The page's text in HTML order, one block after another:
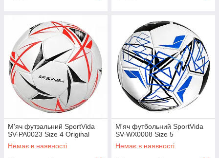
М'яч футзальний SportVida
SV-PA0023 Size 4 Original
Немає в наявності
М'яч футбольний SportVida
SV-WX0008 Size 5
Немає в наявності